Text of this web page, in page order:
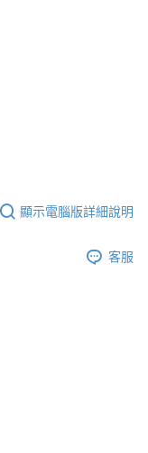
顯示電腦版詳細說明
客服